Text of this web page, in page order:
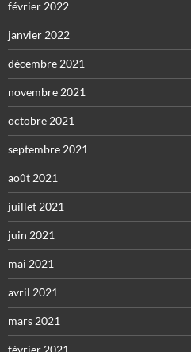
février 2022
janvier 2022
décembre 2021
novembre 2021
octobre 2021
septembre 2021
août 2021
juillet 2021
juin 2021
mai 2021
avril 2021
mars 2021